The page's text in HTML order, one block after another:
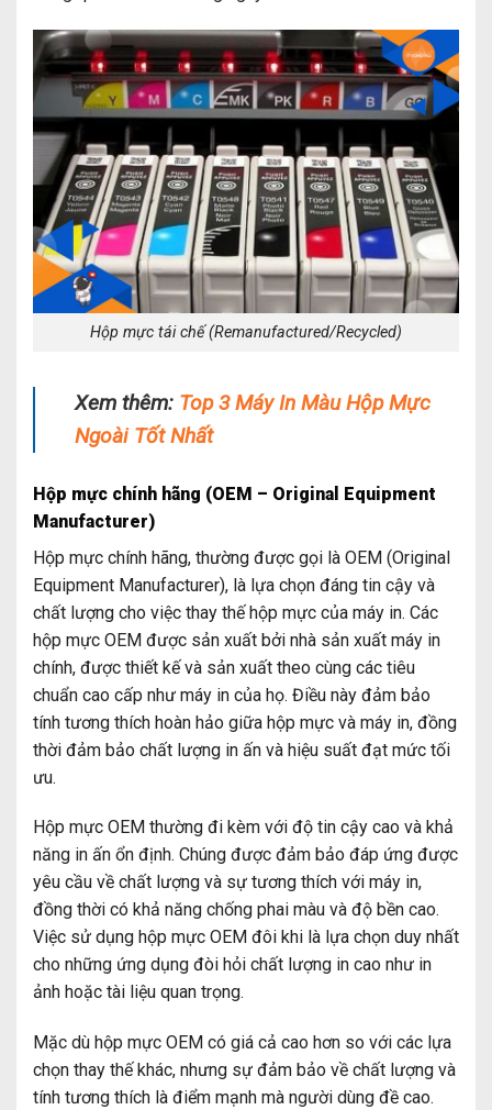
Hộp mực tái chế (Remanufactured/Recycled)
Xem thêm: Top 3 Máy In Màu Hộp Mực
Ngoài Tốt Nhất
Hộp mực chính hãng (OEM – Original Equipment
Manufacturer)
Hộp mực chính hãng, thường được gọi là OEM (Original
Equipment Manufacturer), là lựa chọn đáng tin cậy và
chất lượng cho việc thay thế hộp mực của máy in. Các
hộp mực OEM được sản xuất bởi nhà sản xuất máy in
chính, được thiết kế và sản xuất theo cùng các tiêu
chuẩn cao cấp như máy in của họ. Điều này đảm bảo
tính tương thích hoàn hảo giữa hộp mực và máy in, đồng
thời đảm bảo chất lượng in ấn và hiệu suất đạt mức tối
ưu.
Hộp mực OEM thường đi kèm với độ tin cậy cao và khả
năng in ấn ổn định. Chúng được đảm bảo đáp ứng được
yêu cầu về chất lượng và sự tương thích với máy in,
đồng thời có khả năng chống phai màu và độ bền cao.
Việc sử dụng hộp mực OEM đôi khi là lựa chọn duy nhất
cho những ứng dụng đòi hỏi chất lượng in cao như in
ảnh hoặc tài liệu quan trọng.
Mặc dù hộp mực OEM có giá cả cao hơn so với các lựa
chọn thay thế khác, nhưng sự đảm bảo về chất lượng và
tính tương thích là điểm mạnh mà người dùng đề cao.